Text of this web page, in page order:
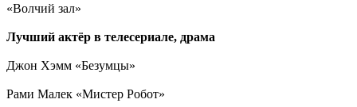
«Волчий зал»
Лучший актёр в телесериале, драма
Джон Хэмм «Безумцы»
Рами Малек «Мистер Робот»